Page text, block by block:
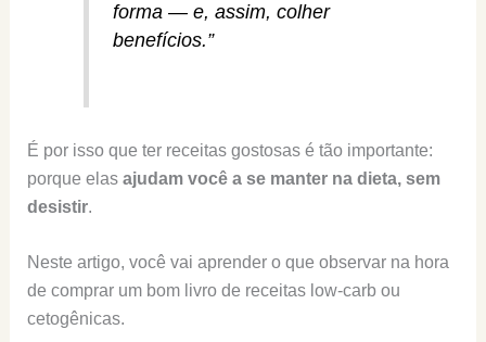
forma — e, assim, colher
benefícios.”
É por isso que ter receitas gostosas é tão importante:
porque elas ajudam você a se manter na dieta, sem
desistir.
Neste artigo, você vai aprender o que observar na hora
de comprar um bom livro de receitas low-carb ou
cetogênicas.